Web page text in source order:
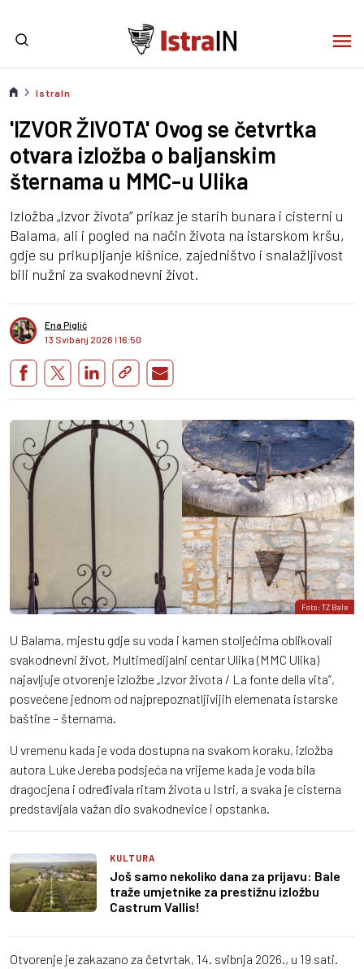
IstraIn
'IZVOR ŽIVOTA' Ovog se četvrtka
otvara izložba o baljanskim
šternama u MMC-u Ulika
Izložba „Izvor života” prikaz je starih bunara i cisterni u
Balama, ali i pogled na način života na istarskom kršu,
gdje su prikupljanje kišnice, zajedništvo i snalažljivost
bili nužni za svakodnevni život.
Ena Piglić
13 Svibanj 2026 I 16:50
Foto: TZ Bale
U Balama, mjestu gdje su voda i kamen stoljećima oblikovali
svakodnevni život, Multimedijalni centar Ulika (MMC Ulika)
najavljuje otvorenje izložbe „Izvor života / La fonte della vita”,
posvećene jednom od najprepoznatljivijih elemenata istarske
baštine – šternama.
U vremenu kada je voda dostupna na svakom koraku, izložba
autora Luke Jereba podsjeća na vrijeme kada je voda bila
dragocjena i određivala ritam života u Istri, a svaka je cisterna
predstavljala važan dio svakodnevice i opstanka.
KULTURA
Još samo nekoliko dana za prijavu: Bale
traže umjetnike za prestižnu izložbu
Castrum Vallis!
Otvorenje je zakazano za četvrtak, 14. svibnja 2026., u 19 sati.